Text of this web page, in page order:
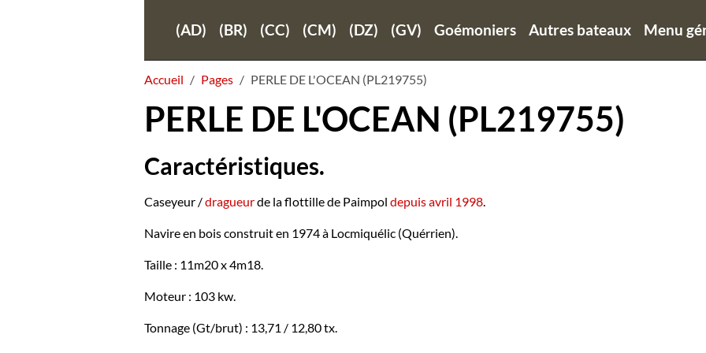
(AD) (BR) (CC) (CM) (DZ) (GV) Goémoniers Autres bateaux Menu
Accueil Pages PERLE DE L'OCEAN (PL219755)
PERLE DE L'OCEAN (PL219755)
Caractéristiques.
Caseyeur /dragueurde la flottille de Paimpol depuis avril 1998.
Navire en bois construit en 1974 à Locmiquélic (Quérrien).
Taille : 11m20 x 4m18.
Moteur : 103 kw.
Tonnage (Gt/brut) : 13,71 / 12,80 tx.